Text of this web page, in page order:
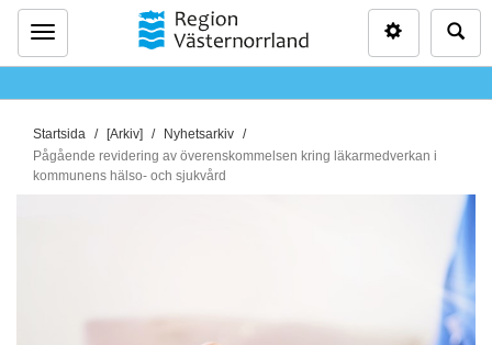
Meny
D
u
ä
Startsida [Arkiv]
Nyhetsarkiv
Pågående revidering av överenskommelsen kring läkarmedverkan i
kommunens hälso- och sjukvård